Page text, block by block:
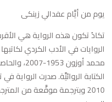
يوم من أيَّام عفدالي زينكى
تكادُ تكون هذه الرواية هي
الروايات في الأدب الكردي
محمد
الكتابة الروائيَّة. صدرت الرواية
2010 وبترجمة موقَّعة من